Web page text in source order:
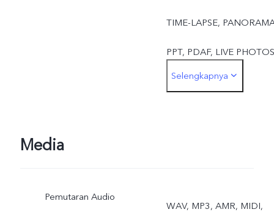
TIME-LAPSE,
PPT, PDAF, LIVE
PORTRAIT MODE,
Selengkapnya
Media
Pemutaran Audio
WAV, MP3, AMR, MIDI,